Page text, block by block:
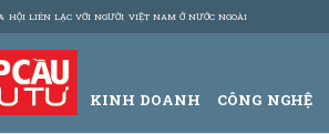
HỘI LIÊN LẠC VỚI NGƯỜI VIỆT NAM Ở NƯỚC NGOÀI
KINH DOANH CÔNG NGHỆ